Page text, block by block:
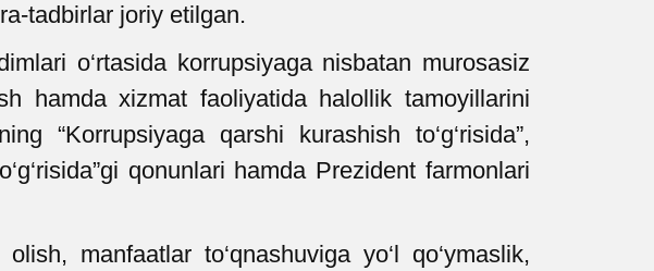
tadbirlar joriy etilgan.
o‘rtasida korrupsiyaga nisbatan murosasiz
hamda xizmat faoliyatida halollik tamoyillarini
“Korrupsiyaga qarshi kurashish to‘g‘risida”,
qonunlari hamda Prezident farmonlari
manfaatlar to‘qnashuviga yo‘l qo‘ymaslik,